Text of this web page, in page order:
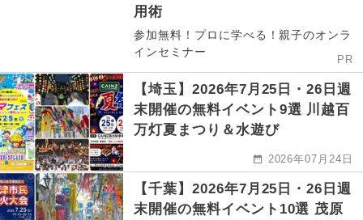
用術
参加無料！プロに学べる！親子のオンラ
インセミナー
PR
【埼玉】2026年7月25日・26日週
末開催の無料イベント9選 川越百
万灯夏まつり＆水遊び
2026年07月24日
【千葉】2026年7月25日・26日週
末開催の無料イベント10選 茂原